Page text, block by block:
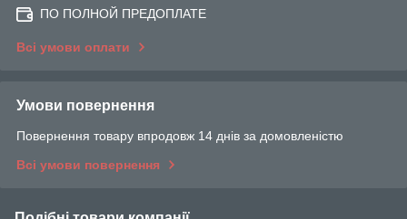
ПО ПОЛНОЙ ПРЕДОПЛАТЕ
Всі умови оплати
Умови повернення
Повернення товару впродовж 14 днів за домовленістю
Всі умови повернення